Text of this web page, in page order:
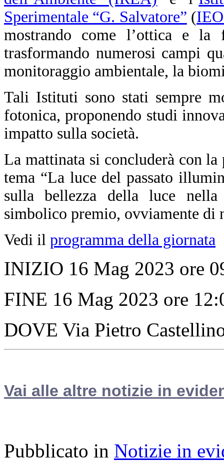
Sperimentale “G. Salvatore” (
mostrando come l’ottica e la
trasformando numerosi campi
monitoraggio ambientale, la
Tali Istituti sono stati sempre
fotonica, proponendo studi
impatto sulla società.
La mattinata si concluderà con
tema “La luce del passato
sulla bellezza della luce nella
simbolico premio, ovviamente di
Vedi il programma della giornata
INIZIO 16 Mag 2023 ore
FINE 16 Mag 2023 ore
DOVE Via Pietro
Vai alle altre notizie in
Pubblicato in Notizie in